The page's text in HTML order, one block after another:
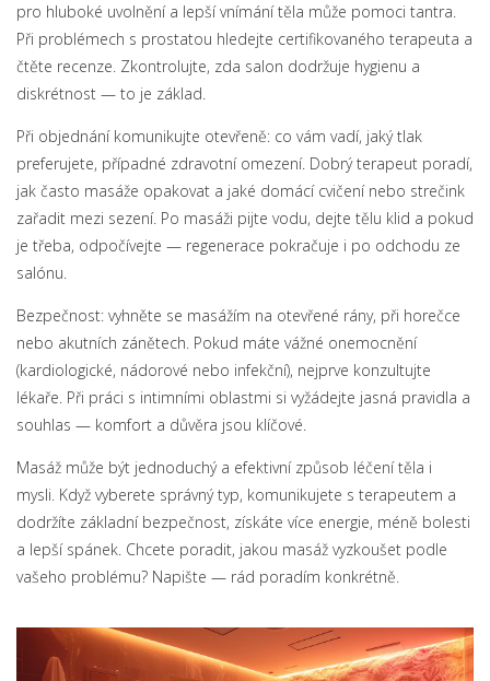
pro hluboké uvolnění a lepší vnímání těla může pomoci tantra.
Při problémech s prostatou hledejte certifikovaného terapeuta a
čtěte recenze. Zkontrolujte, zda salon dodržuje hygienu a
diskrétnost — to je základ.
Při objednání komunikujte otevřeně: co vám vadí, jaký tlak
preferujete, případné zdravotní omezení. Dobrý terapeut poradí,
jak často masáže opakovat a jaké domácí cvičení nebo strečink
zařadit mezi sezení. Po masáži pijte vodu, dejte tělu klid a pokud
je třeba, odpočívejte — regenerace pokračuje i po odchodu ze
salónu.
Bezpečnost: vyhněte se masážím na otevřené rány, při horečce
nebo akutních zánětech. Pokud máte vážné onemocnění
(kardiologické, nádorové nebo infekční), nejprve konzultujte
lékaře. Při práci s intimními oblastmi si vyžádejte jasná pravidla a
souhlas — komfort a důvěra jsou klíčové.
Masáž může být jednoduchý a efektivní způsob léčení těla i
mysli. Když vyberete správný typ, komunikujete s terapeutem a
dodržíte základní bezpečnost, získáte více energie, méně bolesti
a lepší spánek. Chcete poradit, jakou masáž vyzkoušet podle
vašeho problému? Napište — rád poradím konkrétně.